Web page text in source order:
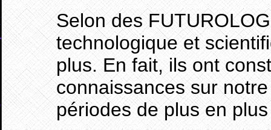
Selon des
technologique et
plus. En fait, ils ont
connaissances sur
périodes de plus en